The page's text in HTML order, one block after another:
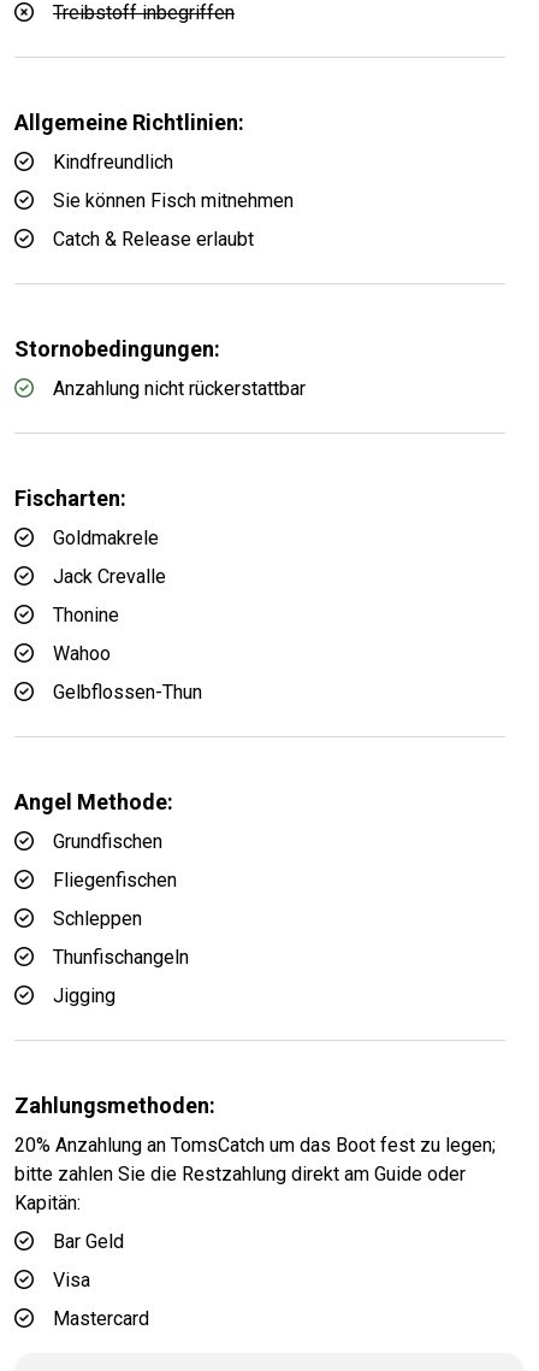
Treibstoff inbegriffen
Allgemeine Richtlinien:
Kindfreundlich
Sie können Fisch mitnehmen
Catch & Release erlaubt
Stornobedingungen:
Anzahlung nicht rückerstattbar
Fischarten:
Goldmakrele
Jack Crevalle
Thonine
Wahoo
Gelbflossen-Thun
Angel Methode:
Grundfischen
Fliegenfischen
Schleppen
Thunfischangeln
Jigging
Zahlungsmethoden:
20% Anzahlung an TomsCatch um das Boot fest zu legen;
bitte zahlen Sie die Restzahlung direkt am Guide oder
Kapitän:
Bar Geld
Visa
Mastercard